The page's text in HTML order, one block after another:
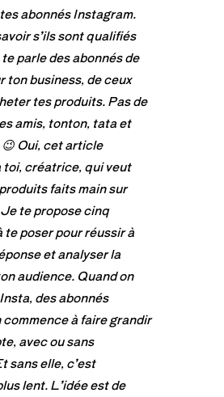
abonnés Instagram.
s’ils sont qualifiés
parle des abonnés de
ton business, de ceux
tes produits. Pas de
amis, tonton, tata et
Oui, cet article
toi, créatrice, qui veut
faits main sur
te propose cinq
te poser pour réussir à
et analyser la
audience. Quand on
des abonnés
à faire grandir
avec ou sans
sans elle, c’est
lent. L’idée est de